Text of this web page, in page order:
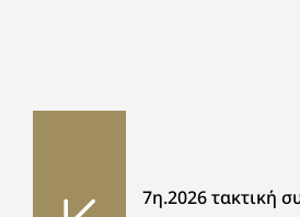
7η.2026 τακτική